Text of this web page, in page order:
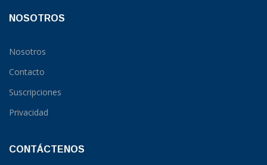
NOSOTROS
Nosotros
Contacto
Suscripciones
Privacidad
CONTÁCTENOS